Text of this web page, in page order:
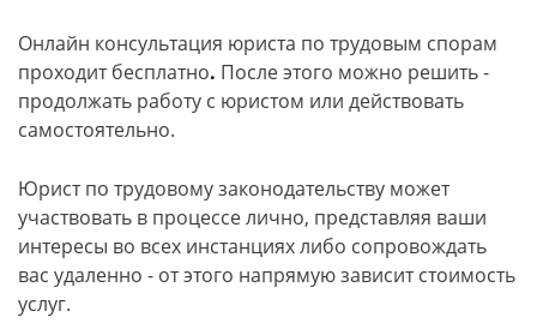
Онлайн консультация юриста по трудовым спорам
проходит бесплатно. После этого можно решить -
продолжать работу с юристом или действовать
самостоятельно.
Юрист по трудовому законодательству может
участвовать в процессе лично, представляя ваши
интересы во всех инстанциях либо сопровождать
вас удаленно - от этого напрямую зависит стоимость
услуг.